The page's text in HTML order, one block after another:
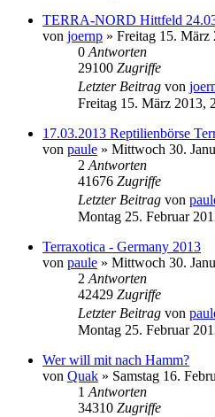
TERRA-NORD Hittfeld
von joernp » Freitag 15. März
0 Antworten
29100 Zugriffe
Letzter Beitrag von
Freitag 15. März 2013,
17.03.2013 Reptilienbörse
von paule » Mittwoch 30.
2 Antworten
41676 Zugriffe
Letzter Beitrag von
Montag 25. Februar
Terraxotica - Germany 2013
von paule » Mittwoch 30.
2 Antworten
42429 Zugriffe
Letzter Beitrag von
Montag 25. Februar
Wer will mit nach Hamm?
von Quak » Samstag 16.
1 Antworten
34310 Zugriffe